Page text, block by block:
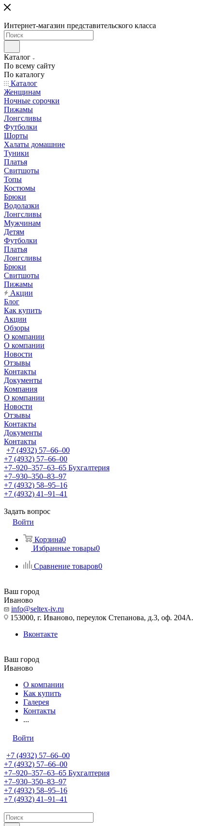
Интернет-магазин представительского класса
Каталог
По всему сайту
По каталогу
Каталог
Женщинам
Ночные сорочки
Пижамы
Лонгсливы
Футболки
Шорты
Халаты домашние
Туники
Платья
Свитшоты
Топы
Костюмы
Брюки
Водолазки
Лонгсливы
Мужчинам
Детям
Футболки
Платья
Лонгсливы
Брюки
Свитшоты
Пижамы
Акции
Блог
Как купить
Акции
Обзоры
О компании
О компании
Новости
Отзывы
Контакты
Документы
Компания
О компании
Новости
Отзывы
Контакты
Документы
Контакты
+7 (4932) 57‒66‒00
+7 (4932) 57‒66‒00
+7‒920‒357‒63‒65 Бухгалтерия
+7‒930‒350‒83‒97
+7 (4932) 58‒95‒16
+7 (4932) 41‒91‒41
Задать вопрос
Войти
Корзина0
Избранные товары0
Сравнение товаров0
Ваш город
Иваново
info@seltex-iv.ru
153000, г. Иваново, переулок Степанова, д.3, оф. 204А.
Вконтакте
Ваш город
Иваново
О компании
Как купить
Галерея
Контакты
...
Войти
+7 (4932) 57‒66‒00
+7 (4932) 57‒66‒00
+7‒920‒357‒63‒65 Бухгалтерия
+7‒930‒350‒83‒97
+7 (4932) 58‒95‒16
+7 (4932) 41‒91‒41